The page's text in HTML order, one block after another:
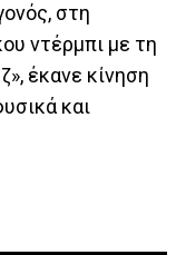
στη
ντέρμπι με τη
έκανε κίνηση
και